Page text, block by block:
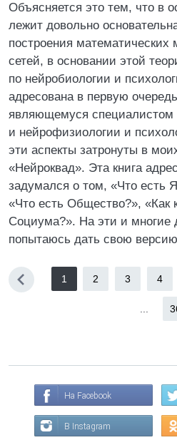
Объясняется это тем, что в
лежит довольно
построения математических
сетей, в основании этой
по нейробиологии и
адресована в первую
являющемуся
и нейрофизиологии и
эти аспекты затронуты в
«Нейроквад». Эта книга
задумался о том, «Что есть
«Что есть Общество?», «Как
Социума?». На эти и многие
попытаюсь дать свою версию
1 2 3 4
На Facebook
В Instagram